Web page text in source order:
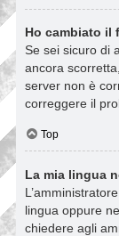
Ho cambiato il
Se sei sicuro di
ancora
server non è
correggere il
Top
La mia lingua
lingua oppure
chiedere agli